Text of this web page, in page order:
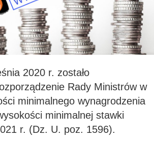
2020 r. zostało
Rady Ministrów w
minimalnego wynagrodzenia
minimalnej stawki
r. (Dz. U. poz. 1596).